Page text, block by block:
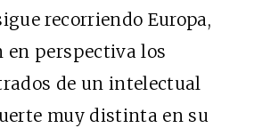
recorriendo Europa,
en perspectiva los
de un intelectual
muy distinta en su